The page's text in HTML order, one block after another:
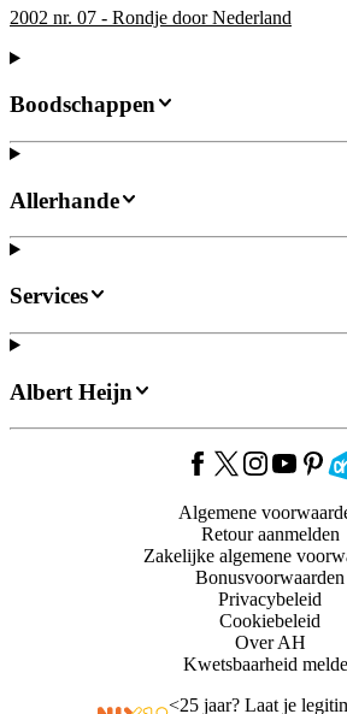
2002 nr. 07 - Rondje door Nederland
Boodschappen
Allerhande
Services
Albert Heijn
Algemene
Retour aanmelden
Zakelijke algemene
Bonusvoorwaarden
Privacybeleid
Cookiebeleid
Over AH
Kwetsbaarheid
<25 jaar? Laat je